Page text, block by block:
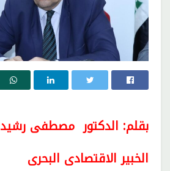
بقلم: الدكتور مصطفى رشيد
الخبير الاقتصادى البحرى